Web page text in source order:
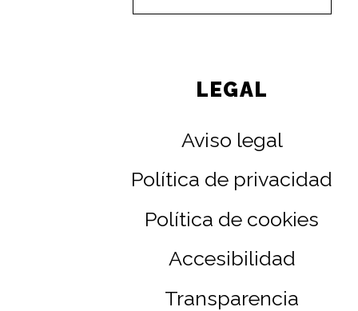
LEGAL
Aviso legal
Política de privacidad
Política de cookies
Accesibilidad
Transparencia